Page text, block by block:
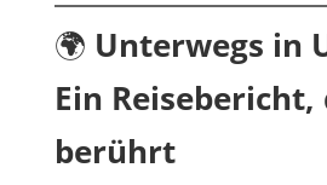
🌍 Unterwegs in
Ein Reisebericht,
berührt